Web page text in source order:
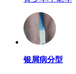
银屑病分型